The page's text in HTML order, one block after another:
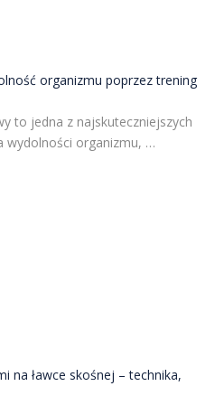
organizmu poprzez trening
to jedna z najskuteczniejszych
wydolności organizmu, …
na ławce skośnej – technika,